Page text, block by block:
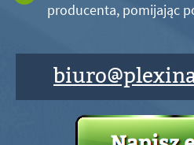
producenta, pomijając